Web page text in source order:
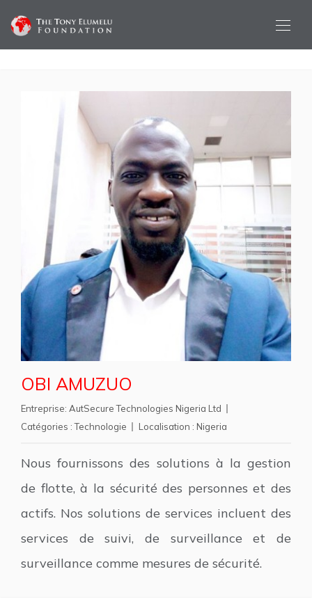
OBI AMUZUO
Entreprise: AutSecure Technologies Nigeria Ltd
Catégories :Technologie Localisation : Nigeria
Nous fournissons des solutions à la gestion
de flotte, à la sécurité des personnes et des
actifs. Nos solutions de services incluent des
services de suivi, de surveillance et de
surveillance comme mesures de sécurité.